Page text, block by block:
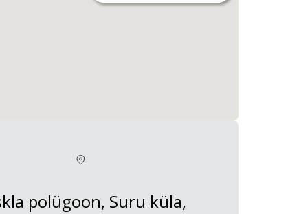
polügoon, Suru küla,